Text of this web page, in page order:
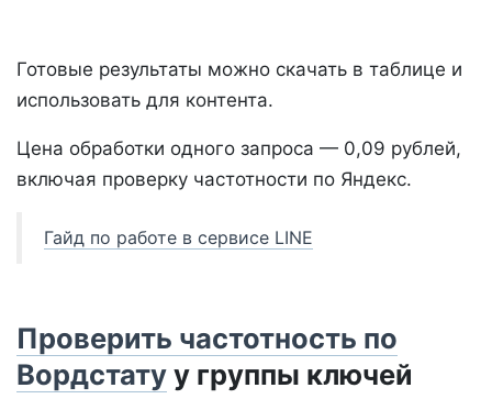
Готовые результаты можно скачать в таблице и
использовать для контента.
Цена обработки одного запроса — 0,09 рублей,
включая проверку частотности по Яндекс.
Гайд по работе в сервисе LINE
Проверить частотность по
Вордстатуу группы ключей